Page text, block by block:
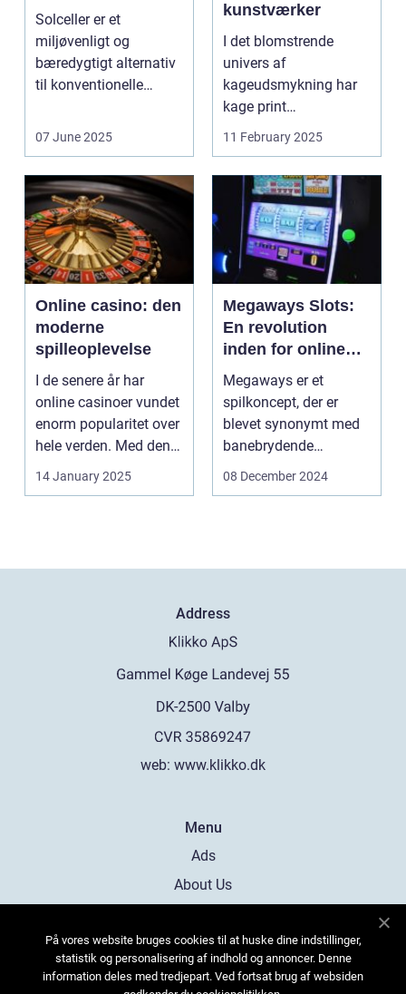
Solceller er et
miljøvenligt og
bæredygtigt alternativ
til konventionelle
07 June 2025
kunstværker
I det blomstrende
univers af
kageudsmykning har
kage print
revolutioneret måden,
11 February 2025
Online casino: den
moderne
spilleoplevelse
I de senere år har
online casinoer vundet
enorm popularitet over
hele verden. Med den
teknolog...
14 January 2025
Megaways Slots:
En revolution
inden for online
spilleautomater
Megaways er et
spilkoncept, der er
blevet synonymt med
banebrydende
innovation inden for
08 December 2024
Address
web: www.klikko.dk
Menu
Ads
About Us
Contact
Sitemap
På vores website bruges cookies til at huske dine indstillinger,
statistik og personalisering af indhold og annoncer. Denne
information deles med tredjepart. Ved fortsat brug af websiden